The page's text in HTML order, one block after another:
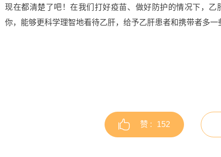
现在都清楚了吧！在我们打好疫苗、做好防护的情况下，
你，能够更科学理智地看待乙肝，给予乙肝患者和携带者多一
赞 : 152